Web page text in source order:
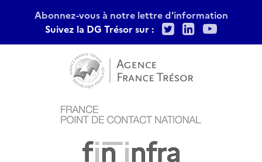
Abonnez-vous à notre lettre d'information
Suivez la DG Trésor sur :
TwitterLinkedIn